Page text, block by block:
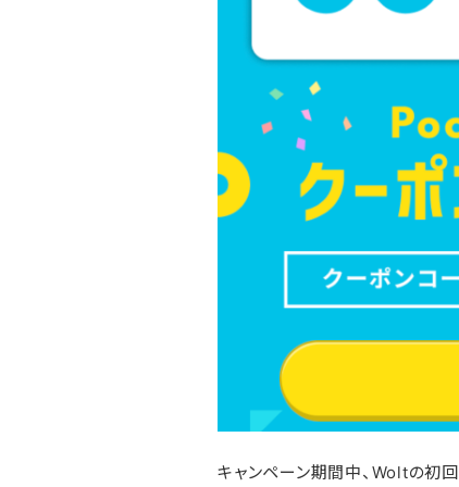
キャンペーン期間中、Woltの初